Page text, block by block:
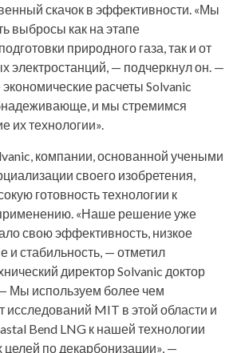
скачок в эффективности. «Мы
выбросы как на этапе
природного газа, так и от
электростанций, — подчеркнул он. —
расчеты Solvanic
и мы стремимся
их технологии».
компании, основанной учеными
своего изобретения,
готовность технологии к
«Наше решение уже
свою эффективность, низкое
и стабильность, — отметил
директор Solvanic доктор
Мы используем более чем
исследований MIT в этой области и
Bend LNG к нашей технологии
целей по декарбонизации», —